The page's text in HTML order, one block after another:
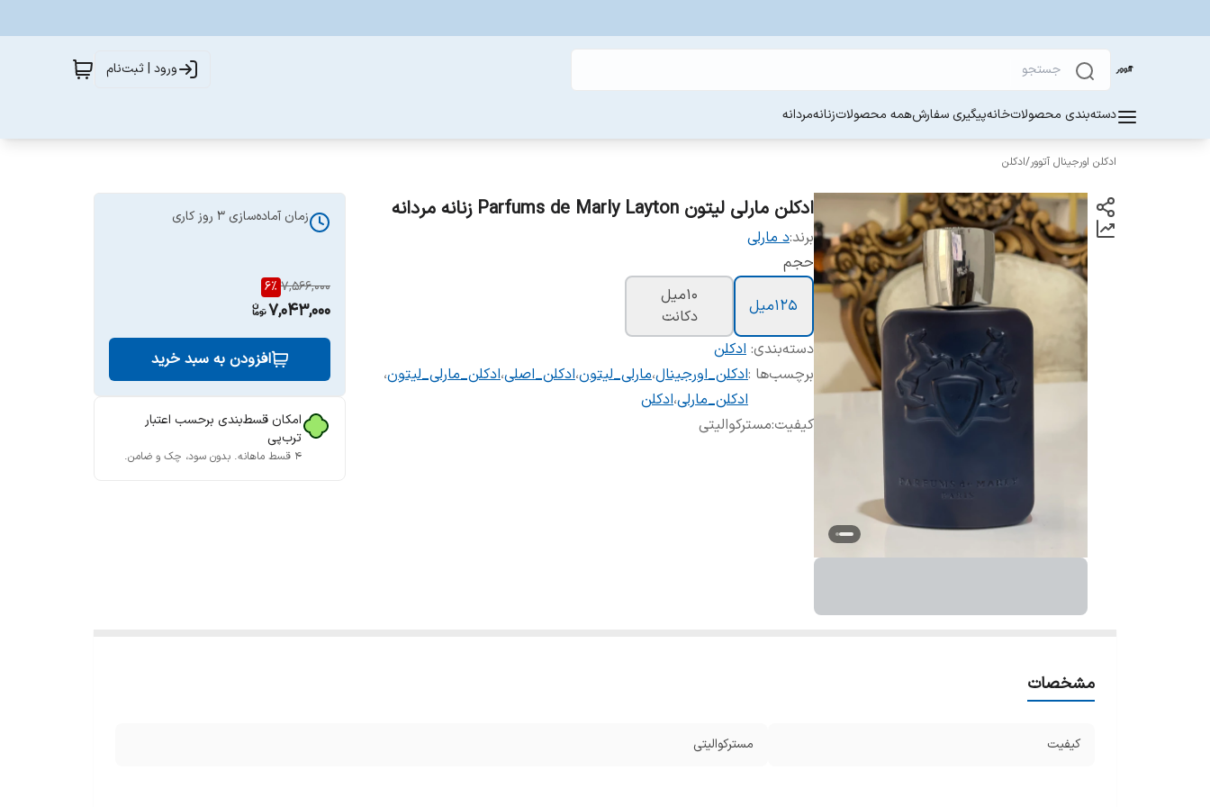
ورود | ثبت‌نام
دسته‌بندی محصولاتخانهپیگیری سفارشهمه محصولاتزنانهمردانه
ادکلن اورجینال آتوور/ادکلن
ادکلن مارلی لیتون Parfums de Marly Layton زنانه مردانه
برند:د مارلی
حجم
125میل
10میل
دکانت
دسته‌بندی: ادکلن
برچسب‌ها :ادکلن_اورجینال،مارلی_لیتون،ادکلن_اصلی،ادکلن_مارلی_لیتون،
ادکلن_مارلی،ادکلن
کیفیت:مسترکوالیتی
زمان آماده‌سازی 3 روز کاری
7,566,000
6%
7,043,000
افزودن به سبد خرید
امکان قسط‌بندی برحسب اعتبار
ترب‌پی
۴ قسط ماهانه. بدون سود، چک و ضامن.
مشخصات
کیفیت مسترکوالیتی